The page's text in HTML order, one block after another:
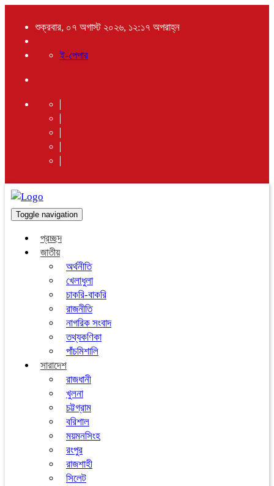
শুক্রবার, ০৭ অগাস্ট ২০২৬, ১২:১৭ অপরাহ্ন
ই-পেপার
Toggle navigation
প্রচ্ছদ
জাতীয়
অর্থনীতি
খেলাধুলা
চাকরি-বাকরি
রাজনীতি
নাগরিক সংবাদ
তথ্যকণিকা
পাঁচমিশালি
সারাদেশ
রাজধানী
খুলনা
চট্টগ্রাম
বরিশাল
ময়মনসিংহ
রংপুর
রাজশাহী
সিলেট